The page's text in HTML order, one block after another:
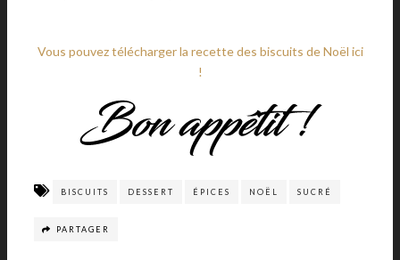
Vous pouvez télécharger la recette des biscuits de Noël ici
!
BISCUITS DESSERT ÉPICES NOËL SUCRÉ
PARTAGER